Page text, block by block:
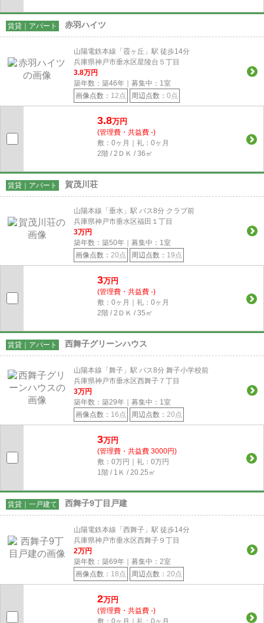
賃貸｜アパート 赤羽ハイツ
山陽電鉄本線「霞ヶ丘」駅 徒歩14分
兵庫県神戸市垂水区星陵台５丁目
3.8万円
築年数：築46年｜募集中： 1室
画像点数： 12点 周辺点数： 0点
3.8万円
(管理費・共益費 -)
敷：0ヶ月｜礼：0ヶ月
2階 / 2ＤＫ / 36㎡
賃貸｜アパート 賀茂川荘
山陽本線「垂水」駅 バス8分 クラブ前
兵庫県神戸市垂水区福田１丁目
3万円
築年数：築50年｜募集中： 1室
画像点数： 20点 周辺点数： 19点
3万円
(管理費・共益費 -)
敷：0ヶ月｜礼：0ヶ月
2階 / 2ＤＫ / 35㎡
賃貸｜アパート 西舞子グリーンハウス
山陽本線「舞子」駅 バス8分 舞子小学校前
兵庫県神戸市垂水区西舞子７丁目
3万円
築年数：築29年｜募集中： 1室
画像点数： 16点 周辺点数： 20点
3万円
(管理費・共益費 3000円)
敷：0万円｜礼：0万円
1階 / 1Ｋ / 20.25㎡
賃貸｜一戸建て 西舞子9丁目戸建
山陽電鉄本線「西舞子」駅 徒歩14分
兵庫県神戸市垂水区西舞子９丁目
2万円
築年数：築69年｜募集中： 2室
画像点数： 18点 周辺点数： 20点
2万円
(管理費・共益費 -)
敷：0ヶ月｜礼：0ヶ月